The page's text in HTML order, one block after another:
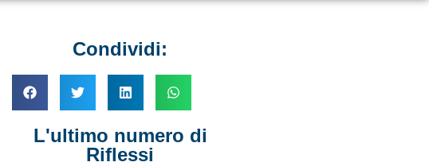
Condividi:
L'ultimo numero di
Riflessi